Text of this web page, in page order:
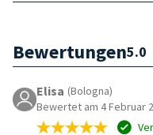
Bewertungen5.0
Elisa (Bologna)
Bewertet am 4 Februar